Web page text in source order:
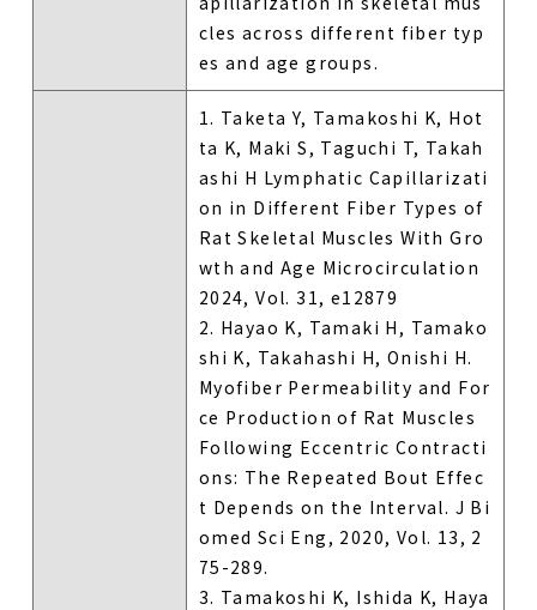
cles across different fiber typ
es and age groups.
1. Taketa Y, Tamakoshi K, Hot
ta K, Maki S, Taguchi T, Takah
ashi H Lymphatic Capillarizati
on in Different Fiber Types of
Rat Skeletal Muscles With Gro
wth and Age Microcirculation
2024, Vol. 31, e12879
2. Hayao K, Tamaki H, Tamako
shi K, Takahashi H, Onishi H.
Myofiber Permeability and For
ce Production of Rat Muscles
Following Eccentric Contracti
ons: The Repeated Bout Effec
t Depends on the Interval. J Bi
omed Sci Eng, 2020, Vol. 13, 2
75-289.
3. Tamakoshi K, Ishida K, Haya